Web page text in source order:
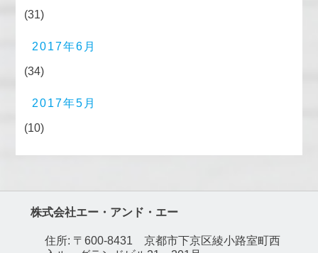
(31)
2017年6月
(34)
2017年5月
(10)
株式会社エー・アンド・エー
住所: 〒600-8431 京都市下京区綾小路室町西